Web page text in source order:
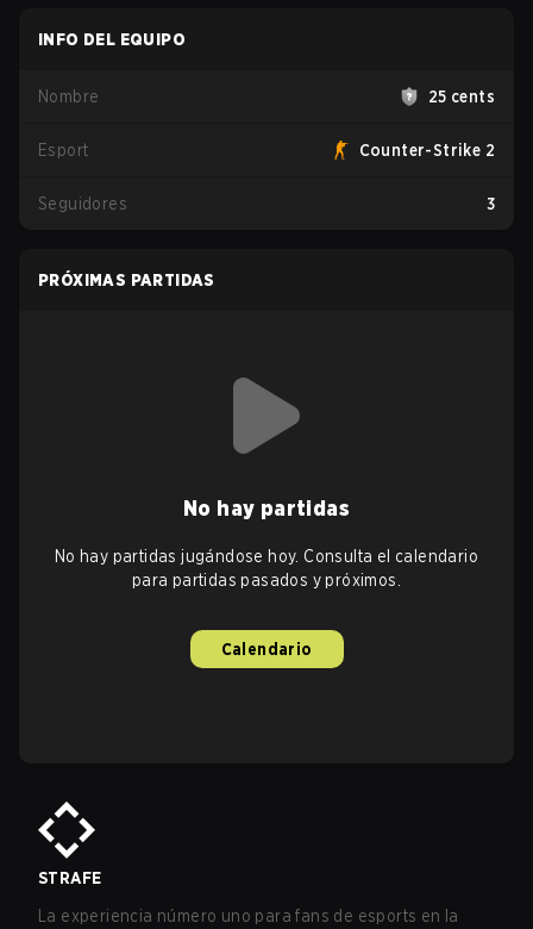
INFO DEL EQUIPO
Nombre 25 cents
Esport Counter-Strike 2
Seguidores 3
PRÓXIMAS PARTIDAS
No hay partidas
No hay partidas jugándose hoy. Consulta el calendario
para partidas pasados y próximos.
Calendario
STRAFE
La experiencia número uno para fans de esports en la